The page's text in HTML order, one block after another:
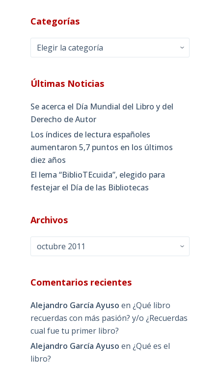
Categorías
Categorías
Últimas Noticias
Se acerca el Día Mundial del Libro y del
Derecho de Autor
Los índices de lectura españoles
aumentaron 5,7 puntos en los últimos
diez años
El lema “BiblioTEcuida”, elegido para
festejar el Día de las Bibliotecas
Archivos
Archivos
Comentarios recientes
Alejandro García Ayuso en ¿Qué libro
recuerdas con más pasión? y/o ¿Recuerdas
cual fue tu primer libro?
Alejandro García Ayuso en ¿Qué es el
libro?